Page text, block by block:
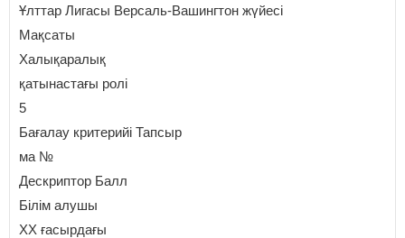
Ұлттар Лигасы Версаль-Вашингтон жүйесі
Мақсаты
Халықаралық
қатынастағы ролі
5
Бағалау критерийі Тапсыр
ма №
Дескриптор Балл
Білім алушы
ХХ ғасырдағы